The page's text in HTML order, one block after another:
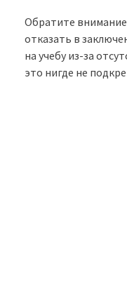
Обратите
отказать в
на учебу из-за
это нигде не